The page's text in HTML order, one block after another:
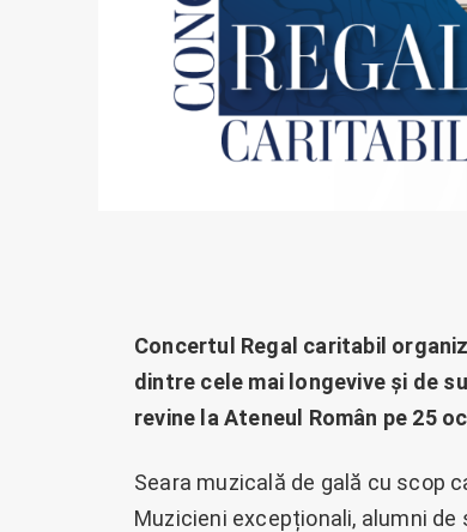
Concertul Regal caritabil
dintre cele mai longevive și de
revine la Ateneul Român pe 25
Seara muzicală de gală cu scop
Muzicieni excepționali, alumni